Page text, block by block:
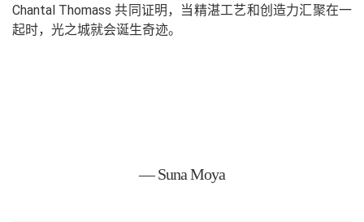
Chantal Thomass 共同证明，当精湛工艺和创造力汇聚在一
起时，光之城就会诞生奇迹。
— Suna Moya